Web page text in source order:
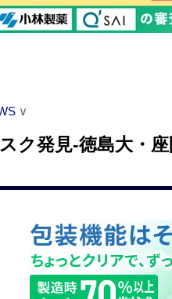
∨
ク発見‐徳島大・